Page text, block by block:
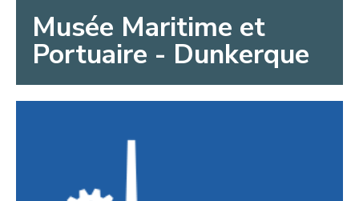
Musée Maritime et
Portuaire - Dunkerque